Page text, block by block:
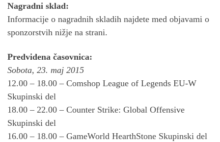
Nagradni sklad:
Informacije o nagradnih skladih najdete med objavami o
sponzorstvih nižje na strani.
Predvidena časovnica:
Sobota, 23. maj 2015
12.00 – 18.00 – Comshop League of Legends EU-W
Skupinski del
18.00 – 22.00 – Counter Strike: Global Offensive
Skupinski del
16.00 – 18.00 – GameWorld HearthStone Skupinski del